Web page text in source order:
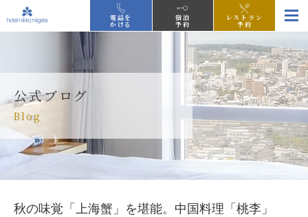
電話を
かける
宿泊
予約
レストラン
予約
公式ブログ
Blog
秋の味覚「上海蟹」を堪能。中国料理「桃李」